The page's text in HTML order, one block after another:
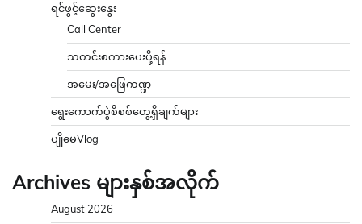
ရင်ဖွင့်ဆွေးနွေး
Call Center
သတင်းစကားပေးပို့ရန်
အမေး/အဖြေကဏ္ဍ
ရွေးကောက်ပွဲစိစစ်တွေ့ရှိချက်များ
ပျိုမေVlog
Archives များနှစ်အလိုက်
August 2026